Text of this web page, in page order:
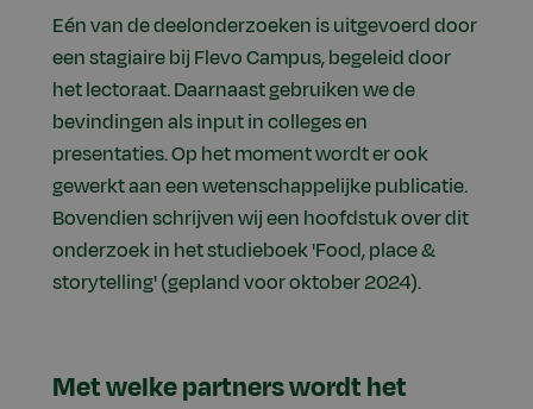
Eén van de deelonderzoeken is uitgevoerd door
een stagiaire bij Flevo Campus, begeleid door
het lectoraat. Daarnaast gebruiken we de
bevindingen als input in colleges en
presentaties. Op het moment wordt er ook
gewerkt aan een wetenschappelijke publicatie.
Bovendien schrijven wij een hoofdstuk over dit
onderzoek in het studieboek 'Food, place &
storytelling' (gepland voor oktober 2024).
Met welke partners wordt het